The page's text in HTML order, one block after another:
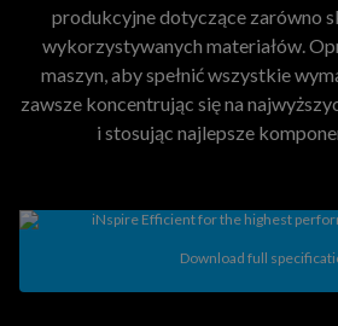
produkcyjne dotyczące zarówno
wykorzystywanych materiałów.
maszyn, aby spełnić wszystkie
zawsze koncentrując się na
i stosując najlepsze
Download full